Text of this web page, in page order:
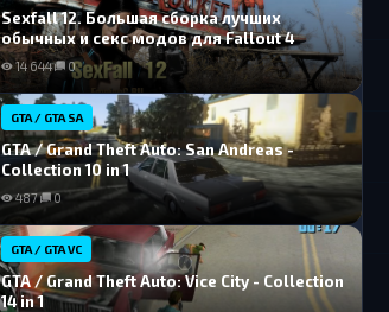
Sexfall 12. Большая сборка лучших
обычных и секс модов для Fallout 4
14 644 0
GTA / GTA SA
GTA / Grand Theft Auto: San Andreas -
Collection 10 in 1
487 0
GTA / GTA VC
GTA / Grand Theft Auto: Vice City - Collection
14 in 1